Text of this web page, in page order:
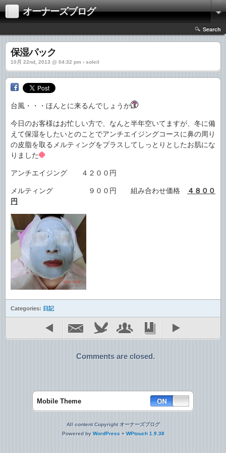
オーナーズブログ
Search
保湿パック
10月 22nd, 2013 @ 04:32 pm › soleil
台風・・・ほんとに来るんでしょうか
今日のお客様はお忙しい方で、なんと半年空いてますが、冬に備
えて保湿をしたいとのことでアンチエイジングコースに鼻の周り
の皮脂を取るメルティングをプラスしてしっとりとしたお肌にな
りました
アンチエイジング ４２００円
メルティング ９００円 組み合わせ価格
４８００
円
Categories: 日記
Comments are closed.
Mobile Theme
All content Copyright オーナーズブログ
Powered by WordPress + WPtouch 1.9.38